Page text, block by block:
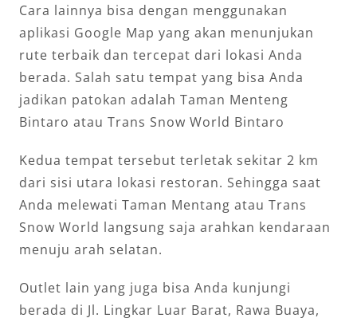
Cara lainnya bisa dengan menggunakan
aplikasi Google Map yang akan menunjukan
rute terbaik dan tercepat dari lokasi Anda
berada. Salah satu tempat yang bisa Anda
jadikan patokan adalah Taman Menteng
Bintaro atau Trans Snow World Bintaro
Kedua tempat tersebut terletak sekitar 2 km
dari sisi utara lokasi restoran. Sehingga saat
Anda melewati Taman Mentang atau Trans
Snow World langsung saja arahkan kendaraan
menuju arah selatan.
Outlet lain yang juga bisa Anda kunjungi
berada di Jl. Lingkar Luar Barat, Rawa Buaya,